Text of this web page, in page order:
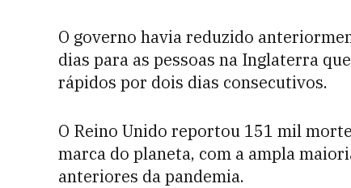
O governo havia reduzido
dias para as pessoas na Inglaterra
rápidos por dois dias consecutivos.
O Reino Unido reportou 151 mil
marca do planeta, com a ampla
anteriores da pandemia.